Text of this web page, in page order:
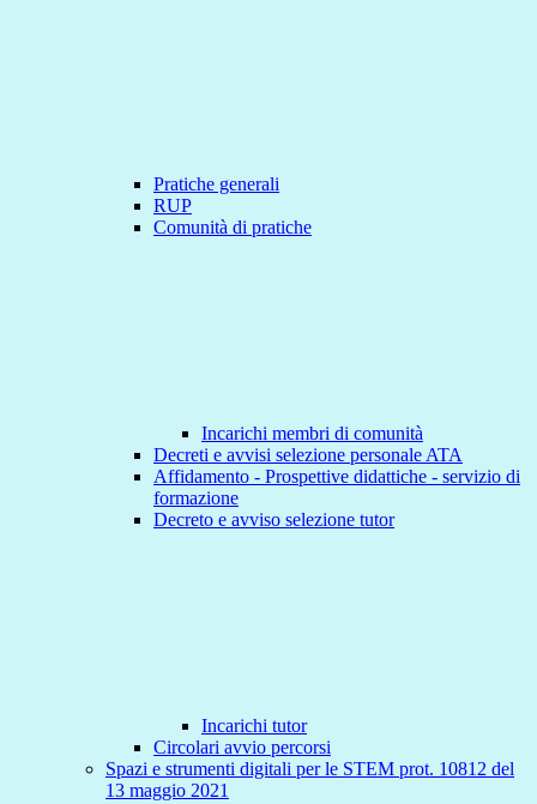
Pratiche generali
RUP
Comunità di pratiche
Incarichi membri di comunità
Decreti e avvisi selezione personale ATA
Affidamento - Prospettive didattiche - servizio di
formazione
Decreto e avviso selezione tutor
Incarichi tutor
Circolari avvio percorsi
Spazi e strumenti digitali per le STEM prot. 10812 del
13 maggio 2021